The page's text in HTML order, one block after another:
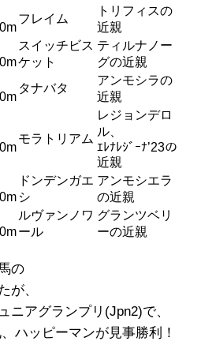
フレイム
トリフィスの
近親
スイッチビス
ケット
ティルナノー
グの近親
タナバタ
アンモシラの
近親
モラトリアム
レジョンデロ
ル、
ｴﾚﾅﾚｼﾞｰﾅ’23の
近親
ドンデンガエ
シ
アンモシエラ
の近親
ルヴァンノワ
ール
グランツベリ
ーの近親
の
が、
ニアグランプリ(Jpn2)で、
ハッピーマンが見事勝利！